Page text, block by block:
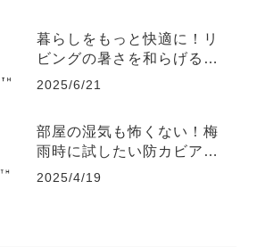
暮らしをもっと快適に！リ
ビングの暑さを和らげる工
夫
2025/6/21
部屋の湿気も怖くない！梅
雨時に試したい防カビアイ
デア
2025/4/19